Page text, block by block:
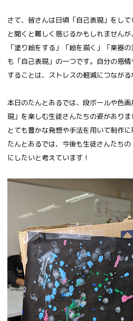
さて、皆さんは日頃「自己表現」をして
と聞くと難しく感じるかもしれませんが
「塗り絵をする」「絵を描く」「楽器
も「自己表現」の一つです。自分の感
することは、ストレスの軽減につながる
本日のたんとあるでは、段ボールや色
現」を楽しむ生徒さんたちの姿がありま
とても豊かな発想や手法を用いて制作に
たんとあるでは、今後も生徒さんたち
にしたいと考えています！